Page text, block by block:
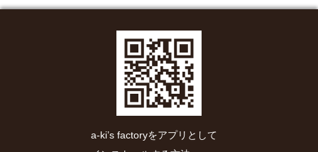
a-ki’s factoryをアプリとして